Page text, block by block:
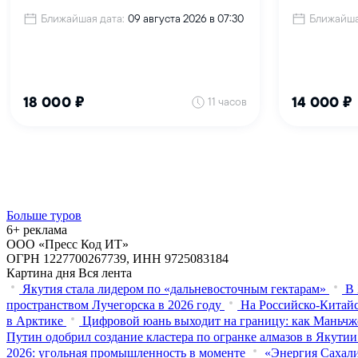
Больше туров
6+ реклама
ООО «Пресс Код ИТ»
ОГРН 1227700267739, ИНН 9725083184
Картина дня Вся лента
Якутия стала лидером по «дальневосточным гектарам»
В
пространством Лучегорска в 2026 году
На Российско-
в Арктике
Цифровой юань выходит на границу: как
Путин одобрил создание кластера по огранке алмазов в Якутии
2026: угольная промышленность в моменте
«Энергия